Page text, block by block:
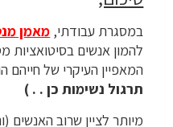
במסגרת עבודתי, מאמן
להמון אנשים בסיטואציות
המאפיין העיקרי של חייהם
תרגול נשימות כן . . )
מיותר לציין שרוב האנשים